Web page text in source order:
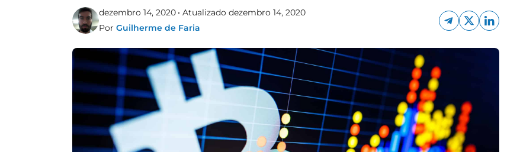
dezembro 14, 2020
Atualizado dezembro 14, 2020
Por Guilherme de Faria